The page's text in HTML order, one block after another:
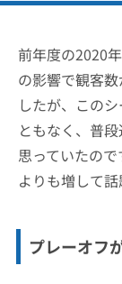
前年度の2020
の影響で観客
したが、この
ともなく、普
思っていたの
よりも増して話
プレーオフ